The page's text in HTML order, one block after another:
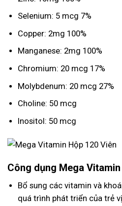
Selenium: 5 mcg 7%
Copper: 2mg 100%
Manganese: 2mg 100%
Chromium: 20 mcg 17%
Molybdenum: 20 mcg 27%
Choline: 50 mcg
Inositol: 50 mcg
Công dụng Mega
Bổ sung các vitamin và
quá trình phát triển của trẻ